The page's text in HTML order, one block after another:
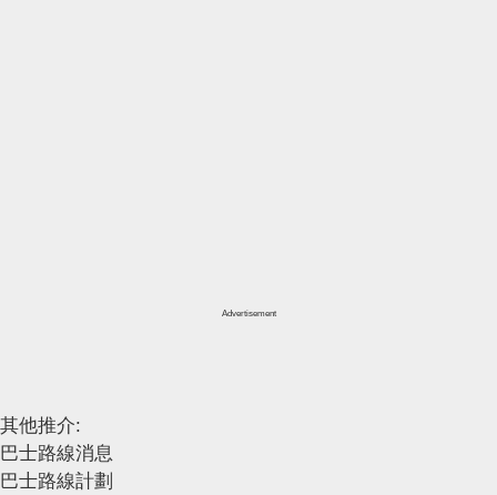
Advertisement
其他推介:
巴士路線消息
巴士路線計劃